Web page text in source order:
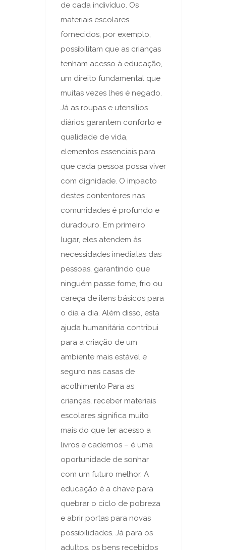
de cada indivíduo. Os
materiais escolares
fornecidos, por exemplo,
possibilitam que as crianças
tenham acesso à educação,
um direito fundamental que
muitas vezes lhes é negado.
Já as roupas e utensílios
diários garantem conforto e
qualidade de vida,
elementos essenciais para
que cada pessoa possa viver
com dignidade. O impacto
destes contentores nas
comunidades é profundo e
duradouro. Em primeiro
lugar, eles atendem às
necessidades imediatas das
pessoas, garantindo que
ninguém passe fome, frio ou
careça de itens básicos para
o dia a dia. Além disso, esta
ajuda humanitária contribui
para a criação de um
ambiente mais estável e
seguro nas casas de
acolhimento Para as
crianças, receber materiais
escolares significa muito
mais do que ter acesso a
livros e cadernos – é uma
oportunidade de sonhar
com um futuro melhor. A
educação é a chave para
quebrar o ciclo de pobreza
e abrir portas para novas
possibilidades. Já para os
adultos, os bens recebidos